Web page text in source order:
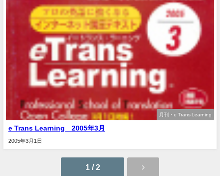
月刊・e Trans Learning
e Trans Learning 2005年3月
2005年3月1日
1 / 2